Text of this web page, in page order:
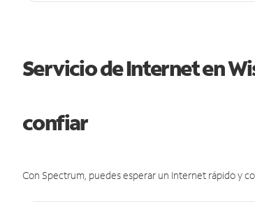
Servicio de Internet en
confiar
Con Spectrum, puedes esperar un Internet rápido y